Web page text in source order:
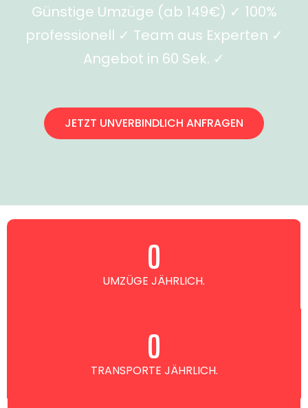
Günstige Umzüge (ab 149€) ✓ 100%
professionell ✓ Team aus Experten ✓
Angebot in 60 Sek. ✓
JETZT UNVERBINDLICH ANFRAGEN
UMZÜGE JÄHRLICH.
0
TRANSPORTE JÄHRLICH.
0